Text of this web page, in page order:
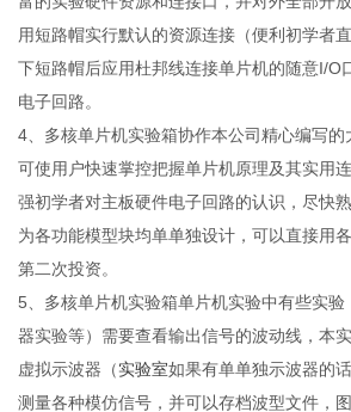
用短路帽实行默认的资源连接（便利初学者
下短路帽后应用杜邦线连接单片机的随意I/O
电子回路。
4、多核单片机实验箱协作本公司精心编写的
可使用户快速掌控把握单片机原理及其实用
强初学者对主板硬件电子回路的认识，尽快
为各功能模型块均单单独设计，可以直接用
第二次投资。
5、多核单片机实验箱单片机实验中有些实
器实验等）需要查看输出信号的波动线，本
虚拟示波器（实验室如果有单单独示波器的
测量各种模仿信号，并可以存档波型文件，